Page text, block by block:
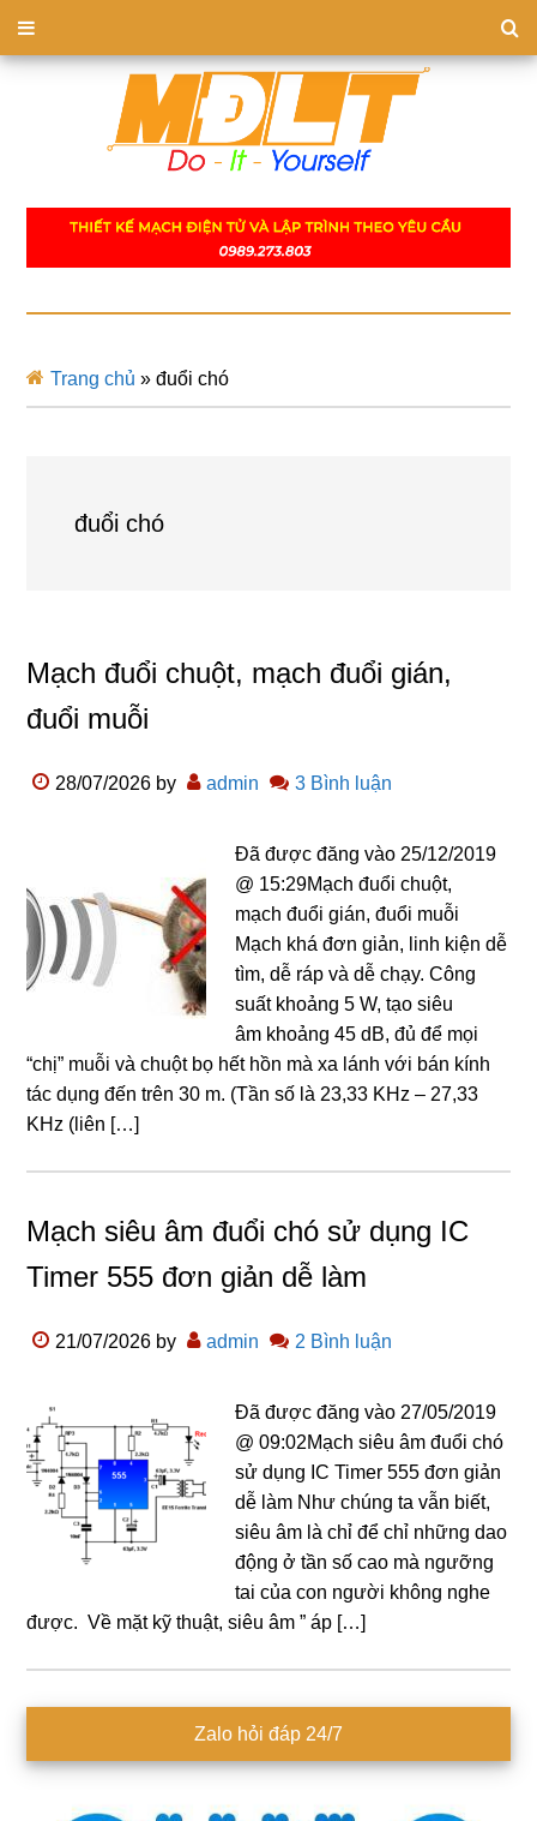
Trang chủ »đuổi chó
đuổi chó
Mạch đuổi chuột, mạch đuổi gián,
đuổi muỗi
28/07/2026 by admin 3 Bình luận
Đã được đăng vào 25/12/2019
@ 15:29Mạch đuổi chuột,
mạch đuổi gián, đuổi muỗi
Mạch khá đơn giản, linh kiện dễ
tìm, dễ ráp và dễ chạy. Công
suất khoảng 5 W, tạo siêu
âm khoảng 45 dB, đủ để mọi
“chị” muỗi và chuột bọ hết hồn mà xa lánh với bán kính
tác dụng đến trên 30 m. (Tần số là 23,33 KHz – 27,33
KHz (liên […]
Mạch siêu âm đuổi chó sử dụng IC
Timer 555 đơn giản dễ làm
21/07/2026 by admin 2 Bình luận
Đã được đăng vào 27/05/2019
@ 09:02Mạch siêu âm đuổi chó
sử dụng IC Timer 555 đơn giản
dễ làm Như chúng ta vẫn biết,
siêu âm là chỉ để chỉ những dao
động ở tần số cao mà ngưỡng
tai của con người không nghe
được. Về mặt kỹ thuật, siêu âm ” áp […]
chính
Zalo hỏi đáp 24/7